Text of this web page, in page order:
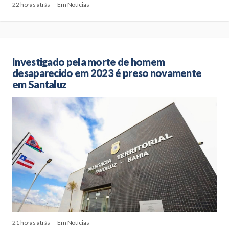
22 horas atrás — Em Notícias
Investigado pela morte de homem
desaparecido em 2023 é preso novamente
em Santaluz
21 horas atrás — Em Notícias